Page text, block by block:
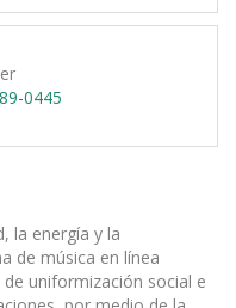
0445
la energía y la
de música en línea
uniformización social e